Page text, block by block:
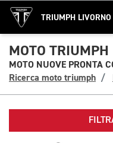
TRIUMPH LIVORNO
MOTO
MOTO NUOVE PRONTA
Ricerca moto triumph